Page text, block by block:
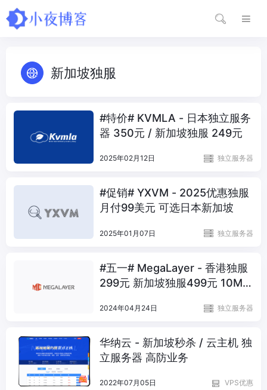
新加坡独服
#特价# KVMLA - 日本独立服务
器 350元 / 新加坡独服 249元
2025年02月12日 独立服务器
#促销# YXVM - 2025优惠独服
月付99美元 可选日本新加坡
2025年01月07日 独立服务器
#五一# MegaLayer - 香港独服
299元 新加坡独服499元 10M优
2024年04月24日 独立服务器
华纳云 - 新加坡秒杀 / 云主机 独
立服务器 高防业务
2022年07月05日 VPS优惠